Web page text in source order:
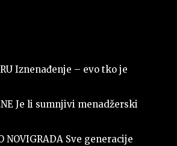
Iznenađenje – evo tko je
Je li sumnjivi menadžerski
NOVIGRADA Sve generacije